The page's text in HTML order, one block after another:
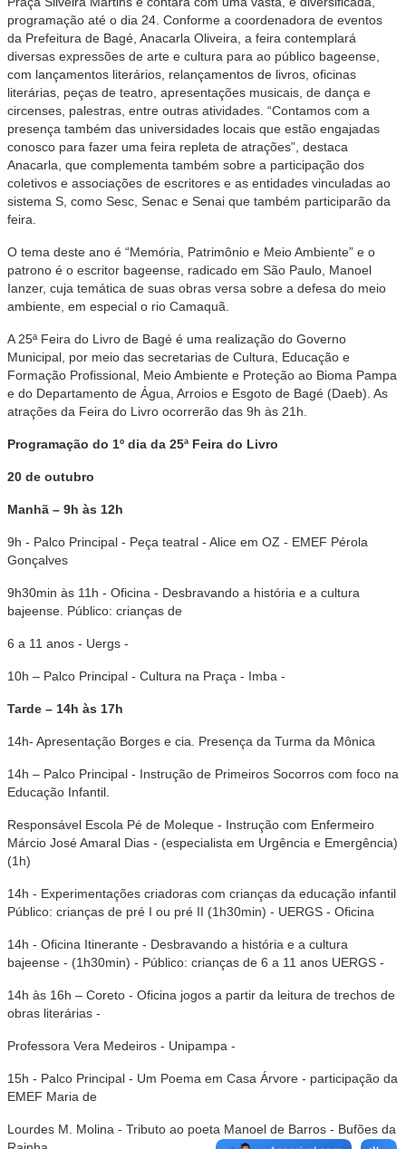
programação até o dia 24. Conforme a coordenadora de eventos
da Prefeitura de Bagé, Anacarla Oliveira, a feira contemplará
diversas expressões de arte e cultura para ao público bageense,
com lançamentos literários, relançamentos de livros, oficinas
literárias, peças de teatro, apresentações musicais, de dança e
circenses, palestras, entre outras atividades. “Contamos com a
presença também das universidades locais que estão engajadas
conosco para fazer uma feira repleta de atrações”, destaca
Anacarla, que complementa também sobre a participação dos
coletivos e associações de escritores e as entidades vinculadas ao
sistema S, como Sesc, Senac e Senai que também participarão da
feira.
O tema deste ano é “Memória, Patrimônio e Meio Ambiente” e o
patrono é o escritor bageense, radicado em São Paulo, Manoel
Ianzer, cuja temática de suas obras versa sobre a defesa do meio
ambiente, em especial o rio Camaquã.
A 25ª Feira do Livro de Bagé é uma realização do Governo
Municipal, por meio das secretarias de Cultura, Educação e
Formação Profissional, Meio Ambiente e Proteção ao Bioma Pampa
e do Departamento de Água, Arroios e Esgoto de Bagé (Daeb). As
atrações da Feira do Livro ocorrerão das 9h às 21h.
Programação do 1º dia da 25ª Feira do Livro
20 de outubro
Manhã – 9h às 12h
9h - Palco Principal - Peça teatral - Alice em OZ - EMEF Pérola
Gonçalves
9h30min às 11h - Oficina - Desbravando a história e a cultura
bajeense. Público: crianças de
6 a 11 anos - Uergs -
10h – Palco Principal - Cultura na Praça - Imba -
Tarde – 14h às 17h
14h- Apresentação Borges e cia. Presença da Turma da Mônica
14h – Palco Principal - Instrução de Primeiros Socorros com foco na
Educação Infantil.
Responsável Escola Pé de Moleque - Instrução com Enfermeiro
Márcio José Amaral Dias - (especialista em Urgência e Emergência)
(1h)
14h - Experimentações criadoras com crianças da educação infantil
Público: crianças de pré I ou pré II (1h30min) - UERGS - Oficina
14h - Oficina Itinerante - Desbravando a história e a cultura
bajeense - (1h30min) - Público: crianças de 6 a 11 anos UERGS -
14h às 16h – Coreto - Oficina jogos a partir da leitura de trechos de
obras literárias -
Professora Vera Medeiros - Unipampa -
15h - Palco Principal - Um Poema em Casa Árvore - participação da
EMEF Maria de
Lourdes M. Molina - Tributo ao poeta Manoel de Barros - Bufões da